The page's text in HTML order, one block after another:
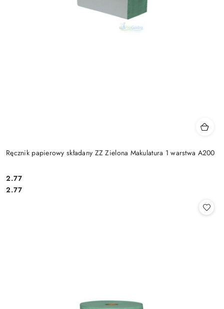
Ręcznik papierowy składany ZZ Zielona Makulatura 1 warstwa A200
Cena:
2.77
Cena:
2.77